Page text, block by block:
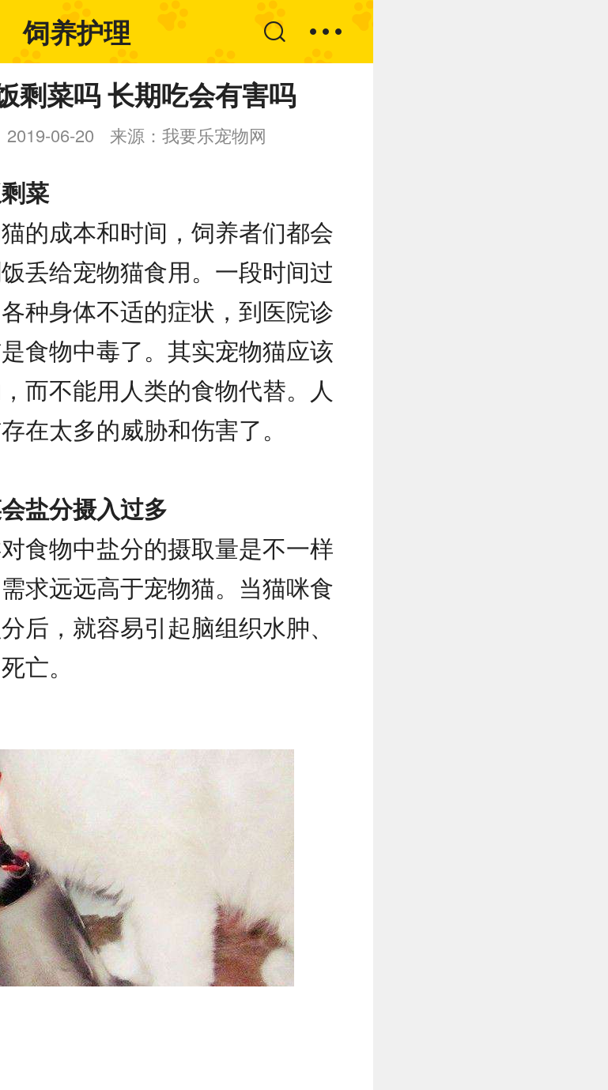
饲养护理
剩菜吗 长期吃会有害吗
2019-06-20 来源：我要乐宠物网
菜
的成本和时间，饲养者们都会
丢给宠物猫食用。一段时间过
种身体不适的症状，到医院诊
食物中毒了。其实宠物猫应该
而不能用人类的食物代替。人
在太多的威胁和伤害了。
盐分摄入过多
食物中盐分的摄取量是不一样
求远远高于宠物猫。当猫咪食
后，就容易引起脑组织水肿、
亡。